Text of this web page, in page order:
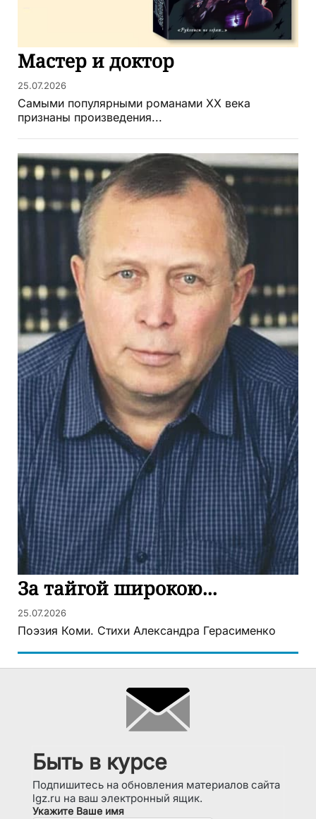
Мастер и доктор
25.07.2026
Самыми популярными романами ХХ века
признаны произведения...
За тайгой широкою...
25.07.2026
Поэзия Коми. Стихи Александра Герасименко
Быть в курсе
Подпишитесь на обновления материалов сайта
lgz.ru на ваш электронный ящик.
Укажите Ваше имя